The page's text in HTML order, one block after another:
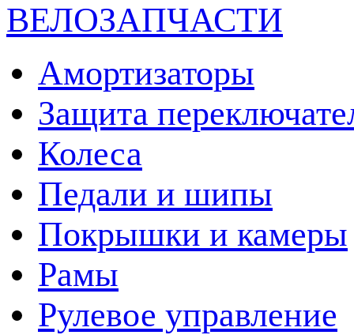
ВЕЛОЗАПЧАСТИ
Амортизаторы
Защита
Колеса
Педали и шипы
Покрышки и камеры
Рамы
Рулевое управление